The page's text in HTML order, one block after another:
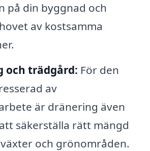
på din byggnad och
av kostsamma
och trädgård: För den
av
är dränering även
säkerställa rätt mängd
och grönområden.